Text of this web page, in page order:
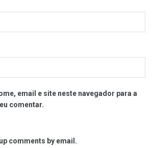
email e site neste navegador para a
comentar.
comments by email.